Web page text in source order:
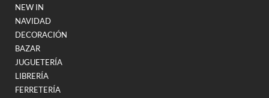
NEW IN
NAVIDAD
DECORACIÓN
BAZAR
JUGUETERÍA
LIBRERÍA
FERRETERÍA